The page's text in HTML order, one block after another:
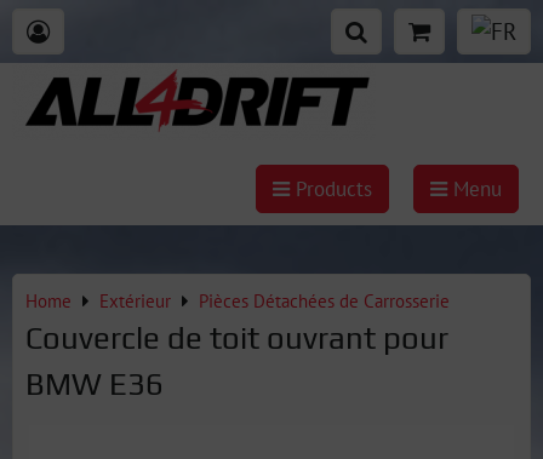
Products Menu
Home Extérieur Pièces Détachées de Carrosserie
Couvercle de toit ouvrant pour
BMW E36